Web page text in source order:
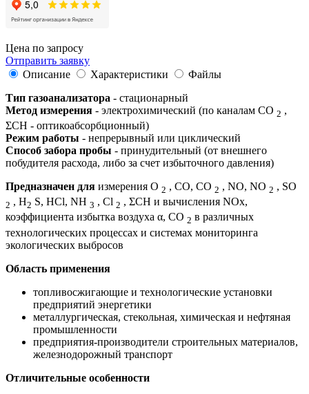
Цена по запросу
Отправить заявку
Описание
Характеристики
Файлы
Тип газоанализатора - стационарный
Метод измерения - электрохимический (по каналам СО 2 ,
ΣСН - оптикоабсорбционный)
Режим работы - непрерывный или циклический
Способ забора пробы - принудительный (от внешнего
побудителя расхода, либо за счет избыточного давления)
Предназначен для измерения О 2 , СО, СО 2 , NO, NO 2 , SO
2 , H2 S, HCl, NH 3 , Cl 2 , ΣСН и вычисления NOx,
коэффициента избытка воздуха α, СО 2 в различных
технологических процессах и системах мониторинга
экологических выбросов
Область применения
топливосжигающие и технологические установки
предприятий энергетики
металлургическая, стекольная, химическая и нефтяная
промышленности
предприятия-производители строительных материалов,
железнодорожный транспорт
Отличительные особенности